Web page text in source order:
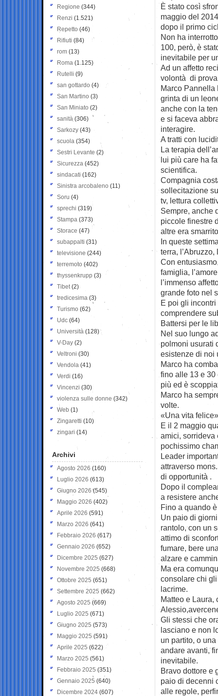
È stato così
maggio del
dopo il primo
Non ha
100, però, è
inevitabile per
Ad un affetto
volontà di
Marco Pannella
grinta di un
anche con la
e si faceva
interagire.
A tratti con
La terapia
lui più care ha
scientifica.
Compagnia
sollecitazione
tv, lettura
Sempre, anche
piccole finestre
altre era
In queste
terra,
Con
famiglia,
l’immenso
grande foto nel
E poi gli
comprendere
Battersi per le
Nel suo lungo
polmoni usurati
esistenze di noi
Marco ha
fino alle 13 e
più ed è
Marco ha
volte.
«Una vita
E il 2 maggio
amici, sorrideva
pochissimo
Leader
attraverso
di opportunità .
Dopo il
a resistere
Fino a quando
Un paio di
rantolo, con un
attimo di
fumare, bere
alzare e
Ma era
consolare chi
lacrime.
Matteo e Laura,
Gli stessi che
lasciano e non
un partito, o
andare avanti,
inevitabile.
Bravo dottore e
paio di decenni
alle regole,
Regione (344)
Renzi (1.521)
Repetto (46)
Rifiuti (84)
rom (13)
Roma (1.125)
Rutelli (9)
san gottardo (4)
San Martino (3)
San Miniato (2)
sanità (306)
Sarkozy (43)
scuola (354)
Sestri Levante (2)
Sicurezza (452)
sindacati (162)
Sinistra arcobaleno (11)
Soru (4)
sprechi (319)
Stampa (373)
Storace (47)
subappalti (31)
televisione(244)
terremoto (402)
thyssenkrupp (3)
Tibet(2)
tredicesima (3)
Turismo (62)
Udc (64)
Università (128)
V-Day (2)
Veltroni (30)
Vendola (41)
Verdi (16)
Vincenzi (30)
violenza sulle donne (342)
Web (1)
Zingaretti (10)
zingari (14)
Archivi
Agosto 2026 (160)
Luglio 2026 (613)
Giugno 2026 (545)
Maggio 2026 (402)
Aprile 2026 (591)
Marzo 2026 (641)
Febbraio 2026 (617)
Gennaio 2026 (652)
Dicembre 2025 (627)
Novembre 2025 (668)
Ottobre 2025 (651)
Settembre 2025 (662)
Agosto 2025 (669)
Luglio 2025 (671)
Giugno 2025 (573)
Maggio 2025 (591)
Aprile 2025 (622)
Marzo 2025 (561)
Febbraio 2025 (351)
Gennaio 2025 (640)
Dicembre 2024 (607)